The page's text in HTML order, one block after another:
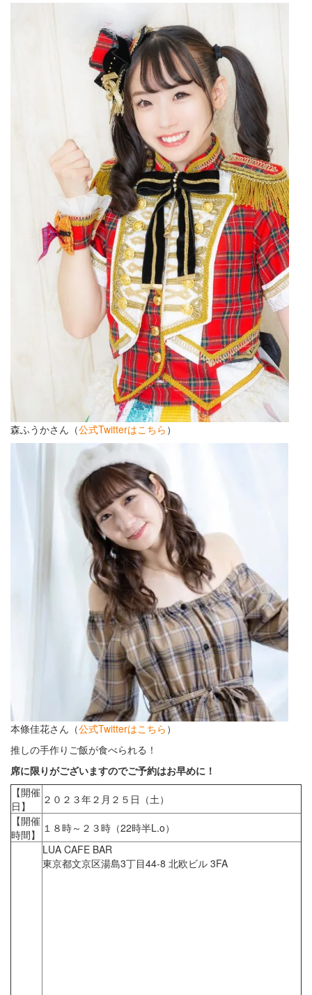
森ふうかさん（公式Twitterはこちら ）
本條佳花さん（公式Twitterはこちら ）
推しの手作りご飯が食べられる！
席に限りがございますのでご予約はお早めに！
【開催
日】
２０２３年２月２５日（土）
【開催
時間】
１８時～２３時（22時半L.o）
LUA CAFE BAR
東京都文京区湯島3丁目44-8 北欧ビル 3FA